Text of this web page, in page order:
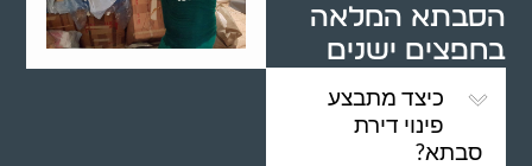
הסבתא המלאה
בחפצים ישנים
כיצד מתבצע
פינוי דירת
סבתא?